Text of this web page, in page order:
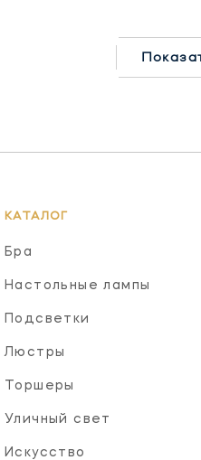
КАТАЛОГ
Бра
Настольные лампы
Подсветки
Люстры
Торшеры
Уличный свет
Искусство